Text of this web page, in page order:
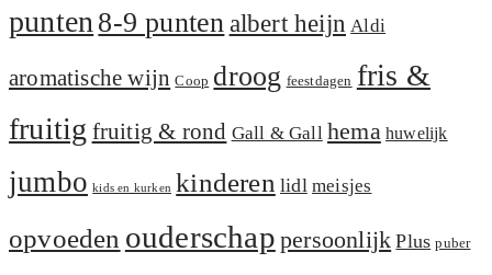
punten8-9 puntenalbert heijn Aldi
aromatische wijn Coop droog feestdagen fris &
fruitig fruitig & rond Gall & Gall hema huwelijk
jumbo kids en kurken kinderen lidl meisjes
opvoeden ouderschap persoonlijk Plus puber